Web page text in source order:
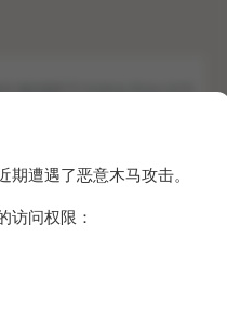
微软德国CTO Andreas Braun 在3月
可以生成图像、视频和音乐。这项技术
软德国CEO Marianne Janik 还在活动
的「The…
遭遇了恶意木马攻击。
访问权限：